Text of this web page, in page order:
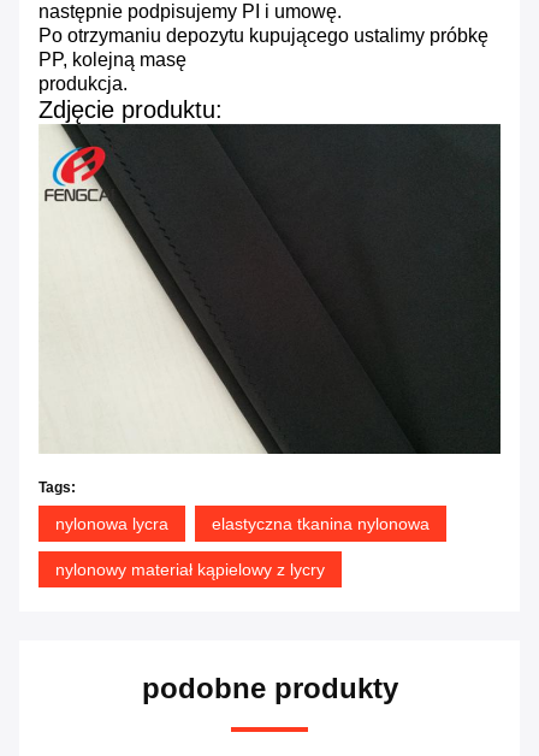
następnie podpisujemy PI i umowę.
Po otrzymaniu depozytu kupującego ustalimy próbkę
PP, kolejną masę
produkcja.
Zdjęcie produktu:
Tags:
nylonowa lycra elastyczna tkanina nylonowa
nylonowy materiał kąpielowy z lycry
podobne produkty